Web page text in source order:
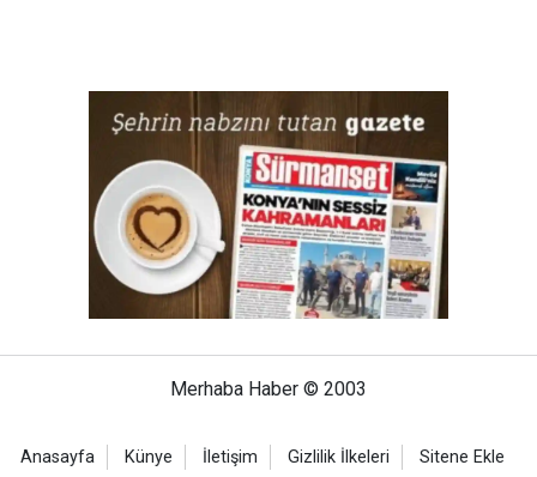
Merhaba Haber © 2003
Anasayfa Künye İletişim Gizlilik İlkeleri Sitene Ekle